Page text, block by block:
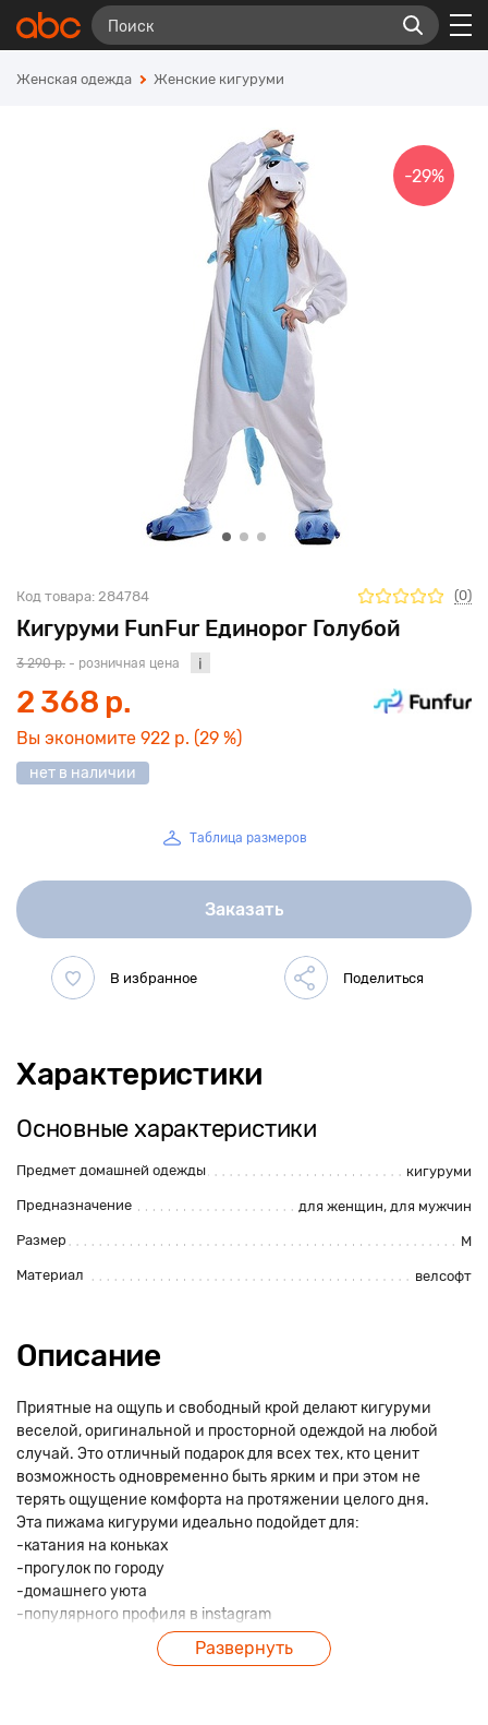
Женская одежда Женские кигуруми
Кигуруми FunFur Единорог Голубой
Код товара: 284784 (0)
-29%
3 290 р. - розничная цена
2 368 р.
Вы экономите 922 р. (29 %)
нет в наличии
Таблица размеров
Заказать
Характеристики
Основные характеристики
Предмет домашней одежды кигуруми
Предназначение для женщин, для мужчин
Размер M
Материал велсофт
Описание
Приятные на ощупь и свободный крой делают кигуруми
веселой, оригинальной и просторной одеждой на любой
случай. Это отличный подарок для всех тех, кто ценит
возможность одновременно быть ярким и при этом не
терять ощущение комфорта на протяжении целого дня.
Эта пижама кигуруми идеально подойдет для:
-катания на коньках
-прогулок по городу
-домашнего уюта
-популярного профиля в instagram
-тематических вечеринок
Развернуть